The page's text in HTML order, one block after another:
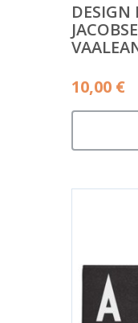
DESIGN
10,00 €